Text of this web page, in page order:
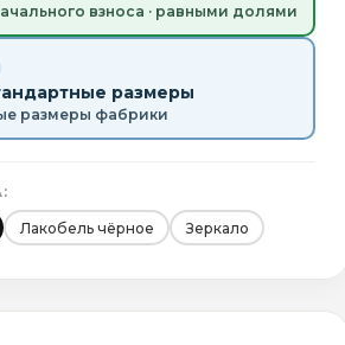
взноса · равными долями
размеры
размеры фабрики
Лакобель чёрное Зеркало